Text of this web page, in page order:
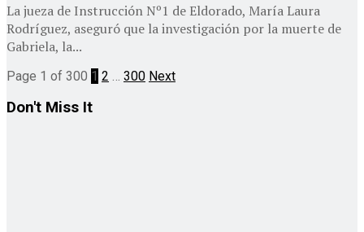
La jueza de Instrucción Nº1 de Eldorado, María Laura
Rodríguez, aseguró que la investigación por la muerte de
Gabriela, la...
Page 1 of 300 1 2 300 Next
Don't Miss It